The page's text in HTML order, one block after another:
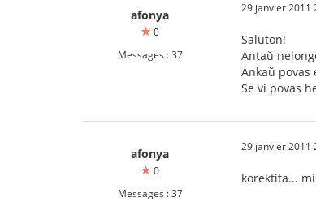
afonya
0
Messages : 37
29 janvier 2011
Saluton!
Antaŭ
Ankaŭ
Se vi povas
afonya
0
Messages : 37
29 janvier 2011
korektita...